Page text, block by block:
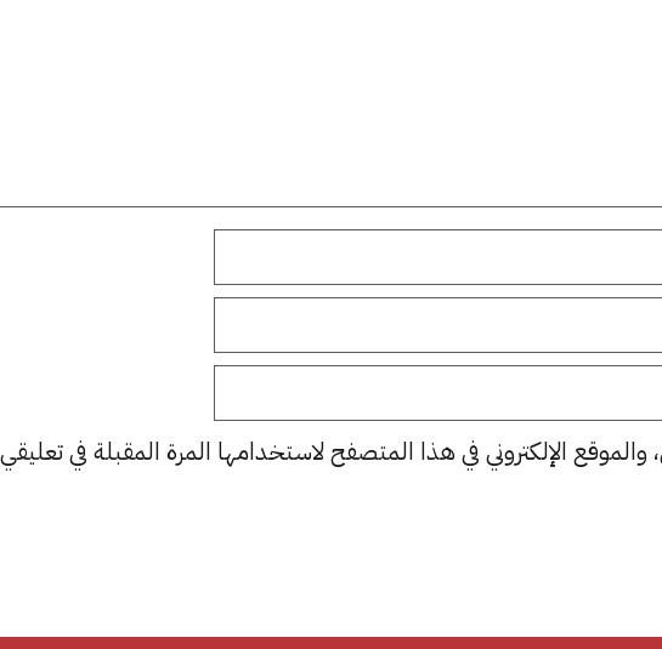
الإلكتروني في هذا المتصفح لاستخدامها المرة المقبلة في